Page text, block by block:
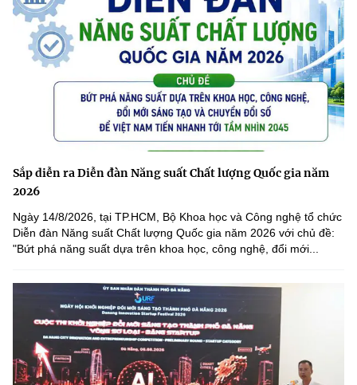
Sắp diễn ra Diễn đàn Năng suất Chất lượng Quốc gia năm
2026
Ngày 14/8/2026, tại TP.HCM, Bộ Khoa học và Công nghệ tổ chức
Diễn đàn Năng suất Chất lượng Quốc gia năm 2026 với chủ đề:
"Bứt phá năng suất dựa trên khoa học, công nghệ, đổi mới...